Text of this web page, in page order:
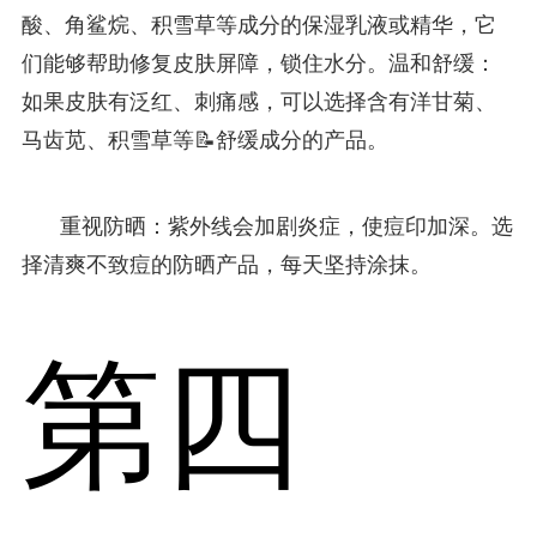
酸、角鲨烷、积雪草等成分的保湿乳液或精华，它
们能够帮助修复皮肤屏障，锁住水分。温和舒缓：
如果皮肤有泛红、刺痛感，可以选择含有洋甘菊、
马齿苋、积雪草等📝舒缓成分的产品。
重视防晒：紫外线会加剧炎症，使痘印加深。选
择清爽不致痘的防晒产品，每天坚持涂抹。
第四